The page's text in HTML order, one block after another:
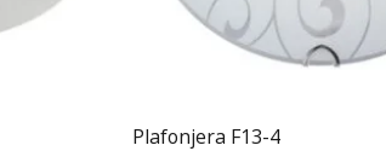
Plafonjera F13-4